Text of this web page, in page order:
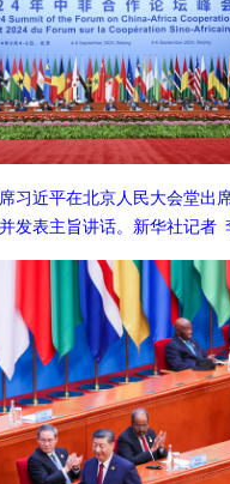
习近平在北京人民大会堂出
发表主旨讲话。新华社记者